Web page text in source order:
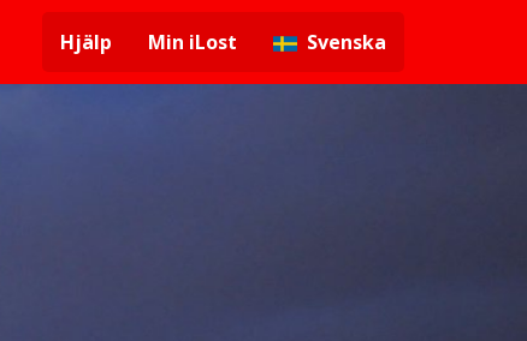
Hjälp
Min iLost Svenska